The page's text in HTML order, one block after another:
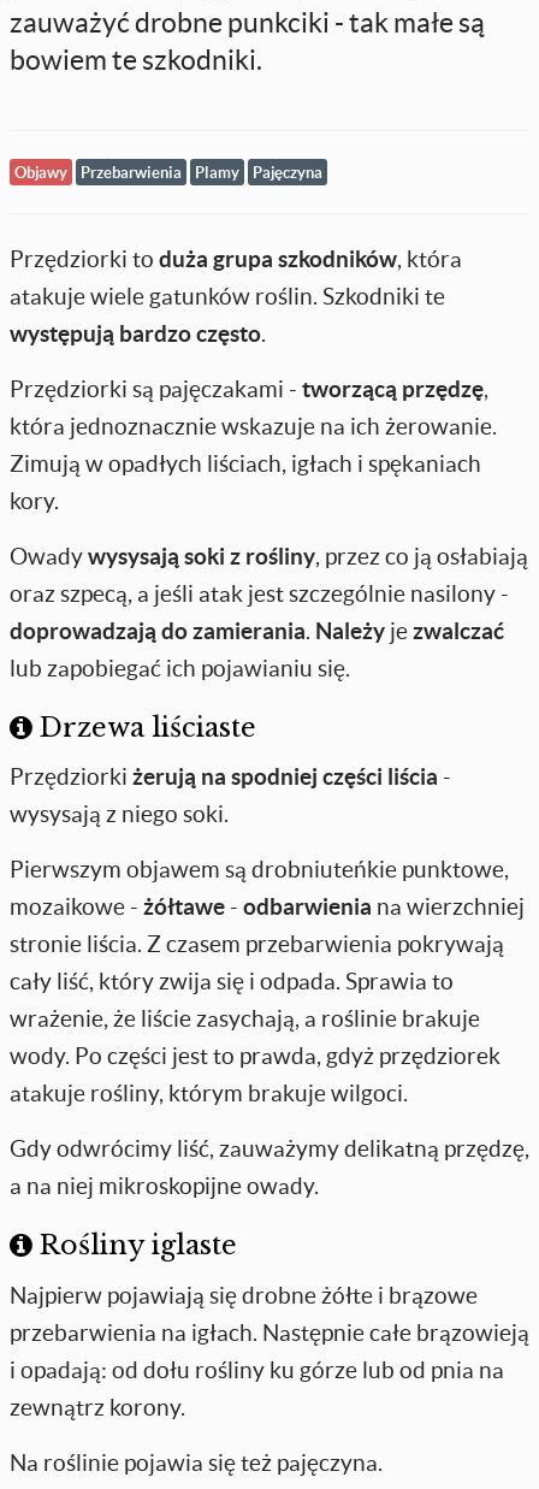
zauważyć drobne punkciki - tak małe są
bowiem te szkodniki.
Objawy Przebarwienia Plamy Pajęczyna
Przędziorki to duża grupa szkodników, która
atakuje wiele gatunków roślin. Szkodniki te
występują bardzo często.
Przędziorki są pajęczakami - tworzącą przędzę,
która jednoznacznie wskazuje na ich żerowanie.
Zimują w opadłych liściach, igłach i spękaniach
kory.
Owadywysysają soki z rośliny, przez co ją osłabiają
oraz szpecą, a jeśli atak jest szczególnie nasilony -
doprowadzają do zamierania. Należy jezwalczać
lub zapobiegać ich pojawianiu się.
Drzewa liściaste
Przędziorki żerują na spodniej części liścia -
wysysają z niego soki.
Pierwszym objawem są drobniuteńkie punktowe,
mozaikowe - żółtawe - odbarwienia na wierzchniej
stronie liścia. Z czasem przebarwienia pokrywają
cały liść, który zwija się i odpada. Sprawia to
wrażenie, że liście zasychają, a roślinie brakuje
wody. Po części jest to prawda, gdyż przędziorek
atakuje rośliny, którym brakuje wilgoci.
Gdy odwrócimy liść, zauważymy delikatną przędzę,
a na niej mikroskopijne owady.
Rośliny iglaste
Najpierw pojawiają się drobne żółte i brązowe
przebarwienia na igłach. Następnie całe brązowieją
i opadają: od dołu rośliny ku górze lub od pnia na
zewnątrz korony.
Na roślinie pojawia się też pajęczyna.